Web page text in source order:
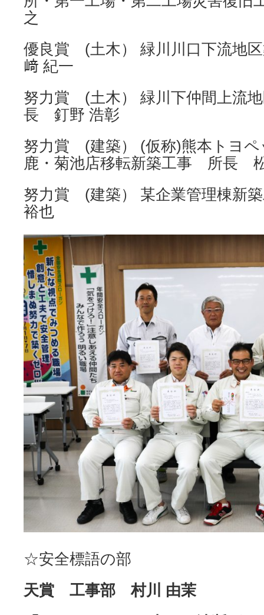
之
優良賞 (土木） 緑川川口下流地
﨑 紀一
努力賞 (土木） 緑川下仲間上流
長 釘野 浩彰
努力賞 (建築） (仮称)熊本トヨペ
鹿・菊池店移転新築工事 所長
努力賞 (建築） 某企業管理棟
裕也
☆安全標語の部
天賞 工事部 村川 由茉